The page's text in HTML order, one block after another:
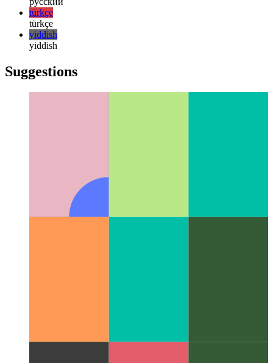
日本語
한국어
한국어
русский
türkçe
türkçe